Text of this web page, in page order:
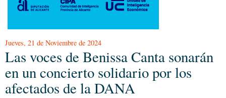
Jueves, 21 de Noviembre de 2024
Las voces de Benissa Canta sonarán
en un concierto solidario por los
afectados de la DANA